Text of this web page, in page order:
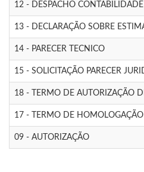
12 - DESPACHO CONTABILIDADE
13 - DECLARAÇÃO SOBRE
14 - PARECER TECNICO
15 - SOLICITAÇÃO PARECER
18 - TERMO DE AUTORIZAÇÃO
17 - TERMO DE HOMOLOGAÇÃO
09 - AUTORIZAÇÃO